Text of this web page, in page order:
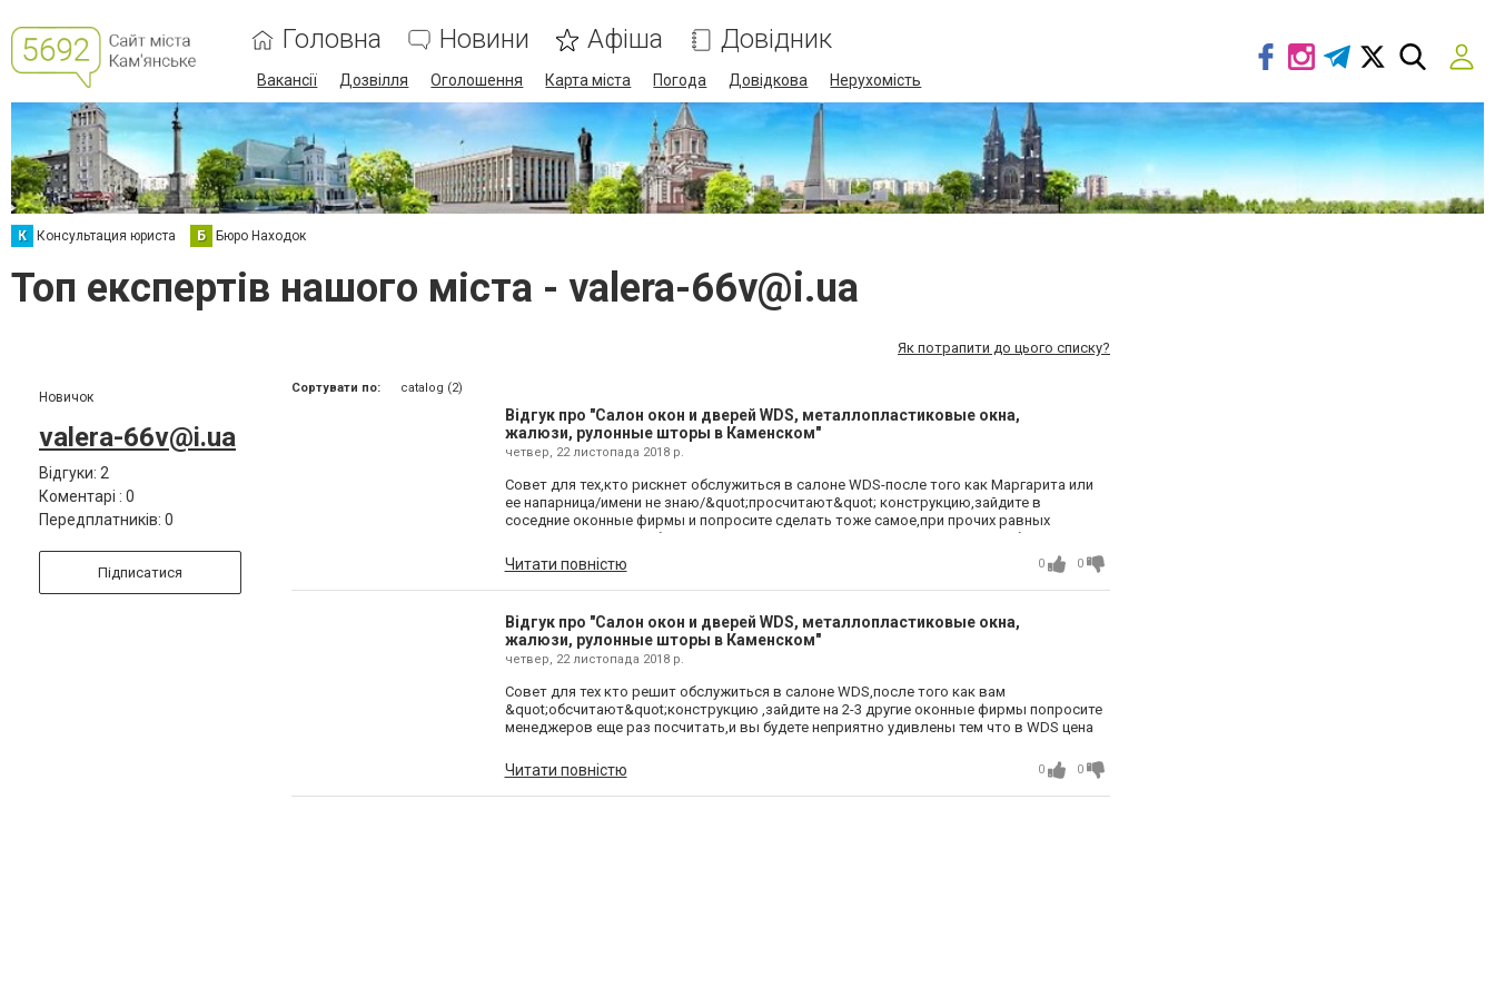
Головна Новини Афіша Довідник
Вакансії Дозвілля Оголошення Карта міста Погода Довідкова Нерухомість
К Консультация юриста Б Бюро Находок
Топ експертів нашого міста - valera-66v@i.ua
Як потрапити до цього списку?
Новичок
valera-66v@i.ua
Відгуки: 2
Коментарі : 0
Передплатників: 0
Підписатися
Сортувати по: catalog (2)
Відгук про "Салон окон и дверей WDS, металлопластиковые окна,
жалюзи, рулонные шторы в Каменском"
четвер, 22 листопада 2018 р.
Совет для тех,кто рискнет обслужиться в салоне WDS-после того как Маргарита или
ее напарница/имени не знаю/&quot;просчитают&quot; конструкцию,зайдите в
соседние оконные фирмы и попросите сделать тоже самое,при прочих равных
условиях цена в WDS будет на 20-25% выше,девочки-менеджеры свою работа
знают))Выводы делайте сами...
Читати повністю 0 0
Відгук про "Салон окон и дверей WDS, металлопластиковые окна,
жалюзи, рулонные шторы в Каменском"
четвер, 22 листопада 2018 р.
Совет для тех кто решит обслужиться в салоне WDS,после того как вам
&quot;обсчитают&quot;конструкцию ,зайдите на 2-3 другие оконные фирмы попросите
менеджеров еще раз посчитать,и вы будете неприятно удивлены тем что в WDS цена
сами..
Читати повністю 0 0